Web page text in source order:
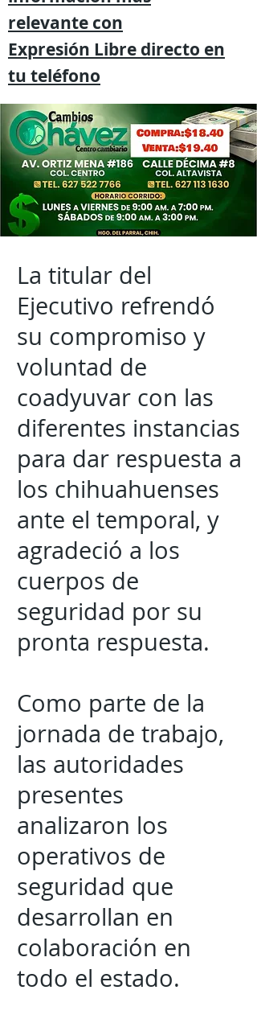
relevante con
Expresión Libre directo en
tu teléfono
La titular del
Ejecutivo refrendó
su compromiso y
voluntad de
coadyuvar con las
diferentes instancias
para dar respuesta a
los chihuahuenses
ante el temporal, y
agradeció a los
cuerpos de
seguridad por su
pronta respuesta.
Como parte de la
jornada de trabajo,
las autoridades
presentes
analizaron los
operativos de
seguridad que
desarrollan en
colaboración en
todo el estado.